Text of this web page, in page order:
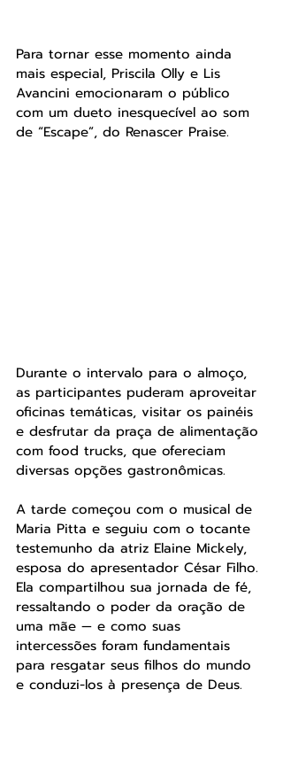
Para tornar esse momento ainda
mais especial, Priscila Olly e Lis
Avancini emocionaram o público
com um dueto inesquecível ao som
de “Escape”, do Renascer Praise.
Durante o intervalo para o almoço,
as participantes puderam aproveitar
oficinas temáticas, visitar os painéis
e desfrutar da praça de alimentação
com food trucks, que ofereciam
diversas opções gastronômicas.
A tarde começou com o musical de
Maria Pitta e seguiu com o tocante
testemunho da atriz Elaine Mickely,
esposa do apresentador César Filho.
Ela compartilhou sua jornada de fé,
ressaltando o poder da oração de
uma mãe — e como suas
intercessões foram fundamentais
para resgatar seus filhos do mundo
e conduzi-los à presença de Deus.